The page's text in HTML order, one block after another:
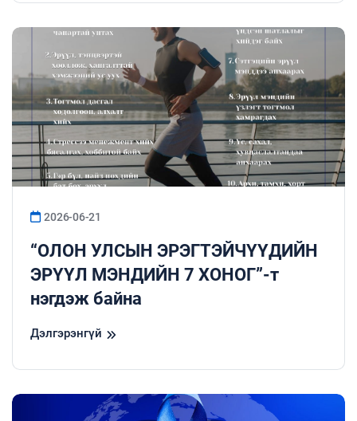
2026-06-21
“ОЛОН УЛСЫН ЭРЭГТЭЙЧҮҮДИЙН
ЭРҮҮЛ МЭНДИЙН 7 ХОНОГ”-т
нэгдэж байна
Дэлгэрэнгүй